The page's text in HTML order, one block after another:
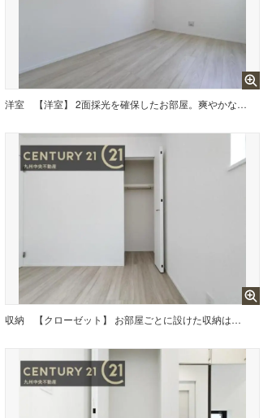
洋室 【洋室】 2面採光を確保したお部屋。爽やかな風を感じて起きる朝は、快適生活の始まりに。
収納 【クローゼット】 お部屋ごとに設けた収納は住みやすさへのこだわりです。